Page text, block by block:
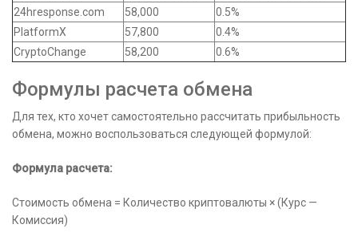
24hresponse.com
58,000
0.5%
PlatformX
57,800
0.4%
CryptoChange
58,200 0.6%
Формулы расчета обмена
Для тех, кто хочет самостоятельно рассчитать прибыльность
обмена, можно воспользоваться следующей формулой:
Формула расчета:
Стоимость обмена = Количество криптовалюты × (Курс —
Комиссия)